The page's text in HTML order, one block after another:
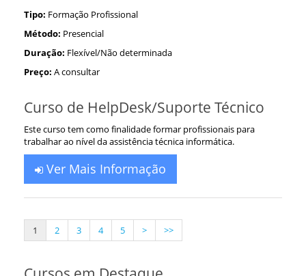
Tipo: Formação Profissional
Método: Presencial
Duração: Flexível/Não determinada
Preço: A consultar
Curso de HelpDesk/Suporte Técnico
Este curso tem como finalidade formar profissionais para
trabalhar ao nível da assistência técnica informática.
Ver Mais Informação
1 2 3 4 5 > >>